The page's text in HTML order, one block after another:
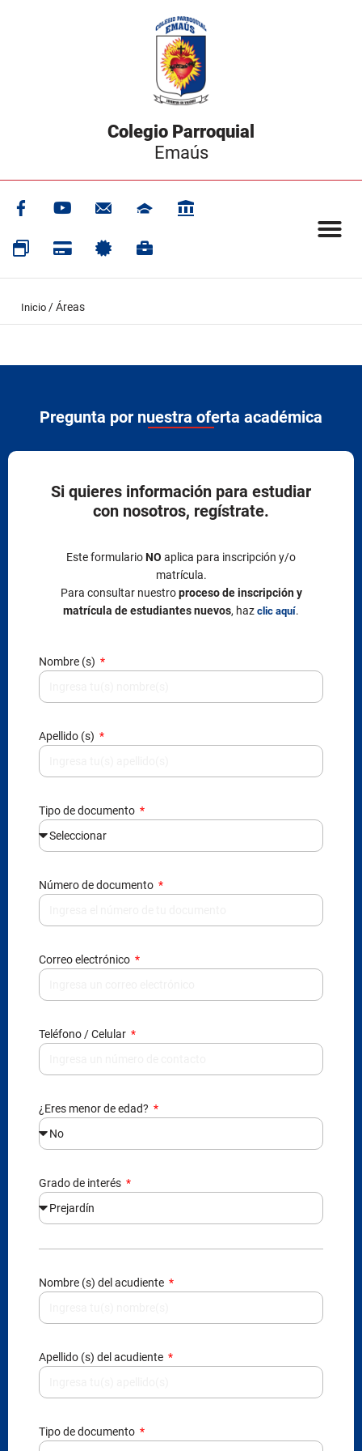
Colegio Parroquial
Emaús
Inicio /Áreas
Pregunta por nuestra oferta académica
Si quieres información para estudiar
con nosotros, regístrate.
Este formularioNO aplica para inscripción y/o
matrícula.
Para consultar nuestroproceso de inscripción y
matrícula de estudiantes nuevos, haz clic aquí.
Nombre (s)
Apellido (s)
Tipo de documento
Número de documento
Correo electrónico
Teléfono / Celular
¿Eres menor de edad?
Grado de interés
Nombre (s) del acudiente
Apellido (s) del acudiente
Tipo de documento